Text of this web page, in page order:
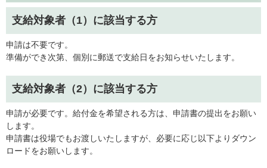
支給対象者（1）に該当する方
申請は不要です。
準備ができ次第、個別に郵送で支給日をお知らせいたします。
支給対象者（2）に該当する方
申請が必要です。給付金を希望される方は、申請書の提出をお願い
します。
申請書は役場でもお渡しいたしますが、必要に応じ以下よりダウン
ロードをお願いします。